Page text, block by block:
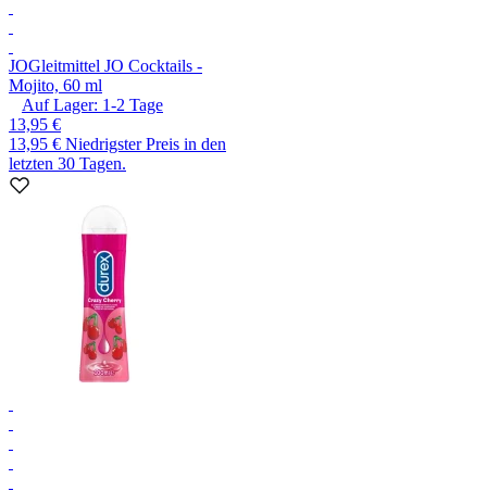
JOGleitmittel JO Cocktails -
Mojito, 60 ml
Auf Lager: 1-2 Tage
13,95 €
13,95 € Niedrigster Preis in den
letzten 30 Tagen.